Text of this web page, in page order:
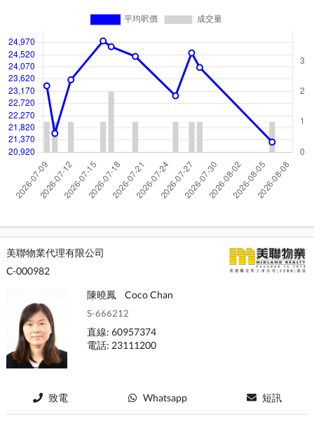
美聯物業代理有限公司
C-000982
陳曉鳳
Coco Chan
S-666212
直線: 60957374
電話: 23111200
致電 Whatsapp 短訊